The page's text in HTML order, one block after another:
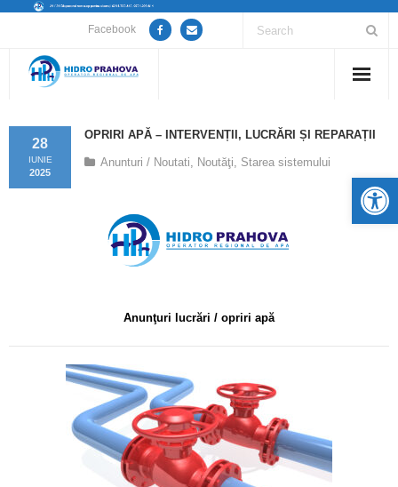
Facebook
Despre noi
Guvernanță Corporativă
Informații de interes public
Calitatea apei
Comunicare
OPRIRI APĂ – INTERVENȚII, LUCRĂRI ȘI REPARAȚII
28
IUNIE
2025
Anunturi / Noutati, Noutăţi, Starea sistemului
Anunţuri lucrări / opriri apă